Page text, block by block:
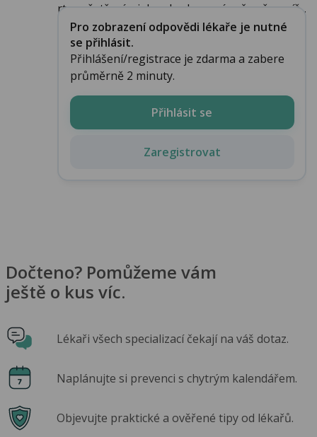
rtg vyšetření a jeho zhodnocení, o čemž nepíš...
Pro zobrazení odpovědi lékaře je nutné
se přihlásit.
Přihlášení/registrace je zdarma a zabere
průměrně 2 minuty.
Přihlásit se
Zaregistrovat
Dočteno? Pomůžeme vám
ještě o kus víc.
Lékaři všech specializací čekají na váš dotaz.
Naplánujte si prevenci s chytrým kalendářem.
Objevujte praktické a ověřené tipy od lékařů.